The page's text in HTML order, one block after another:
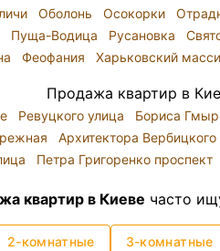
Оболонь Осокорки
Пуща-Водица Русановка
Феофания Харьковский
Продажа квартир в
Ревуцкого улица Бориса
Архитектора Вербицкого
Петра Григоренко проспект
квартир в Киеве часто
2-комнатные 3-комнатные